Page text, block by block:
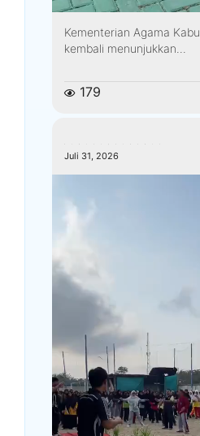
Kementerian Agama
kembali menunjukkan...
179
Juli 31, 2026